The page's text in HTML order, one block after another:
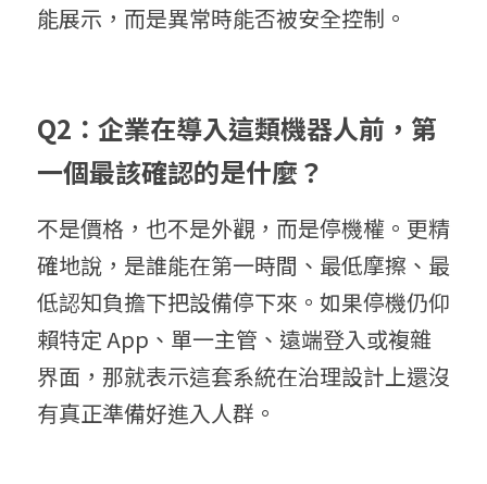
能展示，而是異常時能否被安全控制。
Q2：企業在導入這類機器人前，第
一個最該確認的是什麼？
不是價格，也不是外觀，而是停機權。更精
確地說，是誰能在第一時間、最低摩擦、最
低認知負擔下把設備停下來。如果停機仍仰
賴特定 App、單一主管、遠端登入或複雜
界面，那就表示這套系統在治理設計上還沒
有真正準備好進入人群。